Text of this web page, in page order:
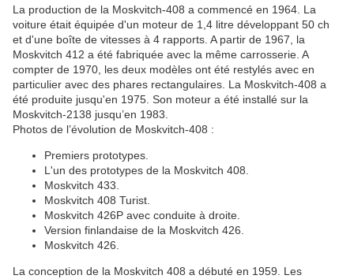
La production de la Moskvitch-408 a commencé en 1964. La
voiture était équipée d'un moteur de 1,4 litre développant 50 ch
et d'une boîte de vitesses à 4 rapports. A partir de 1967, la
Moskvitch 412 a été fabriquée avec la même carrosserie. A
compter de 1970, les deux modèles ont été restylés avec en
particulier avec des phares rectangulaires. La Moskvitch-408 a
été produite jusqu'en 1975. Son moteur a été installé sur la
Moskvitch-2138 jusqu’en 1983.
Photos de l’évolution de Moskvitch-408 :
Premiers prototypes.
L'un des prototypes de la Moskvitch 408.
Moskvitch 433.
Moskvitch 408 Turist.
Moskvitch 426P avec conduite à droite.
Version finlandaise de la Moskvitch 426.
Moskvitch 426.
La conception de la Moskvitch 408 a débuté en 1959. Les